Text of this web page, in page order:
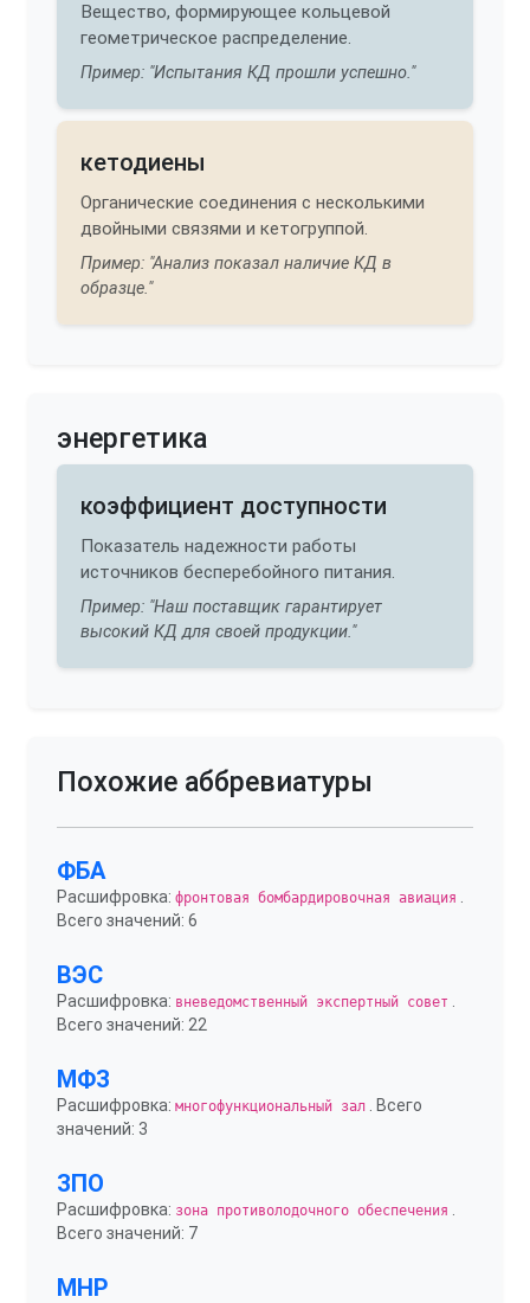
Вещество, формирующее кольцевой
геометрическое распределение.
Пример: "Испытания КД прошли успешно."
кетодиены
Органические соединения с несколькими
двойными связями и кетогруппой.
Пример: "Анализ показал наличие КД в
образце."
энергетика
коэффициент доступности
Показатель надежности работы
источников бесперебойного питания.
Пример: "Наш поставщик гарантирует
высокий КД для своей продукции."
Похожие аббревиатуры
ФБА
Расшифровка: фронтовая бомбардировочная авиация
Всего значений: 6
ВЭС
Расшифровка: вневедомственный экспертный совет
Всего значений: 22
МФЗ
Расшифровка: многофункциональный зал . Всего
значений: 3
ЗПО
Расшифровка: зона противолодочного обеспечения
Всего значений: 7
МНР